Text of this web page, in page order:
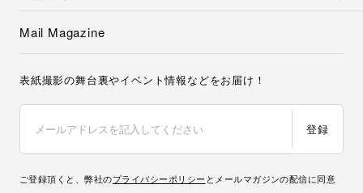
Mail Magazine
表紙撮影の舞台裏やイベント情報などをお届け！
登録
ご登録頂くと、弊社のプライバシーポリシー とメールマガジンの配信に同意